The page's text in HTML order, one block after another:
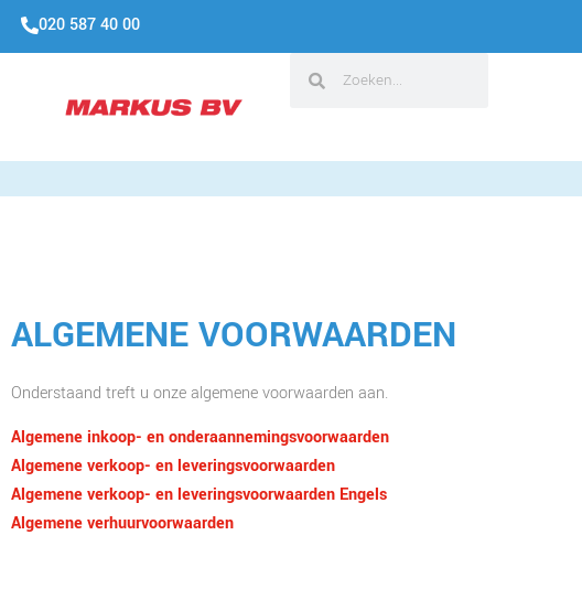
020 587 40 00
ALGEMENE VOORWAARDEN
Onderstaand treft u onze algemene voorwaarden aan.
Algemene inkoop- en onderaannemingsvoorwaarden
Algemene verkoop- en leveringsvoorwaarden
Algemene verkoop- en leveringsvoorwaarden Engels
Algemene verhuurvoorwaarden